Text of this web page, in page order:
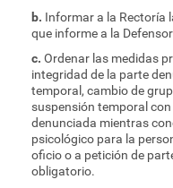
b. Informar a la Rectoría
que informe a la
c. Ordenar las medidas
integridad de la parte
temporal, cambio de
suspensión temporal
denunciada mientras
psicológico para la
oficio o a petición de
obligatorio.